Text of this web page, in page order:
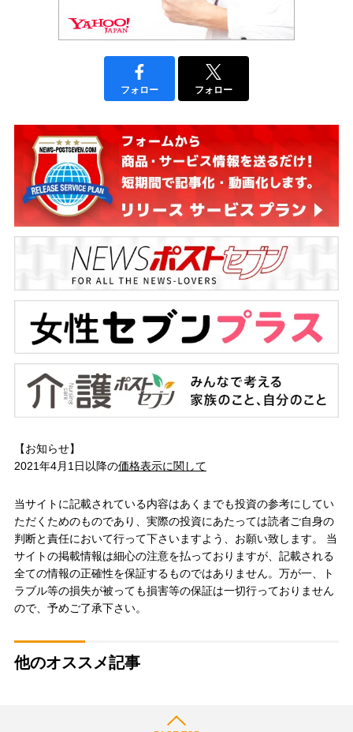
フォロー フォロー
【お知らせ】
2021年4月1日以降の価格表示に関して
当サイトに記載されている内容はあくまでも投資の参考にしてい
ただくためのものであり、実際の投資にあたっては読者ご自身の
判断と責任において行って下さいますよう、お願い致します。 当
サイトの掲載情報は細心の注意を払っておりますが、記載される
全ての情報の正確性を保証するものではありません。万が一、ト
ラブル等の損失が被っても損害等の保証は一切行っておりません
ので、予めご了承下さい。
他のオススメ記事